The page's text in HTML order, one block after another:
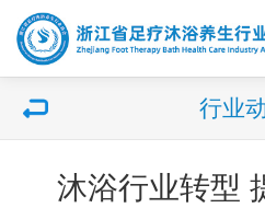
行业
沐浴行业转型